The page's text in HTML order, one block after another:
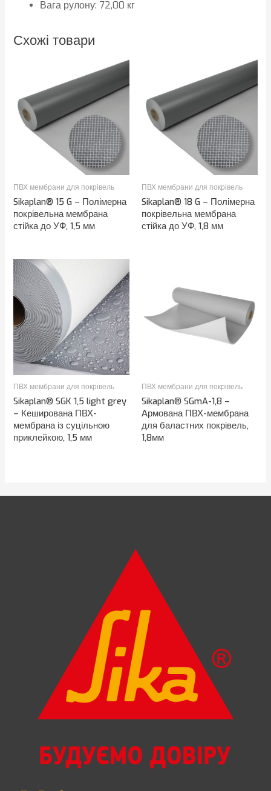
Вага рулону: 72,00 кг
Схожі товари
ПВХ мембрани для покрівель
Sikaplan® 15 G – Полімерна
покрівельна мембрана
стійка до УФ, 1,5 мм
ПВХ мембрани для покрівель
Sikaplan® 18 G – Полімерна
покрівельна мембрана
стійка до УФ, 1,8 мм
ПВХ мембрани для покрівель
Sikaplan® SGK 1,5 light grey
– Кеширована ПВХ-
мембрана із суцільною
приклейкою, 1,5 мм
ПВХ мембрани для покрівель
Sikaplan® SGmA-1,8 –
Армована ПВХ-мембрана
для баластних покрівель,
1,8мм